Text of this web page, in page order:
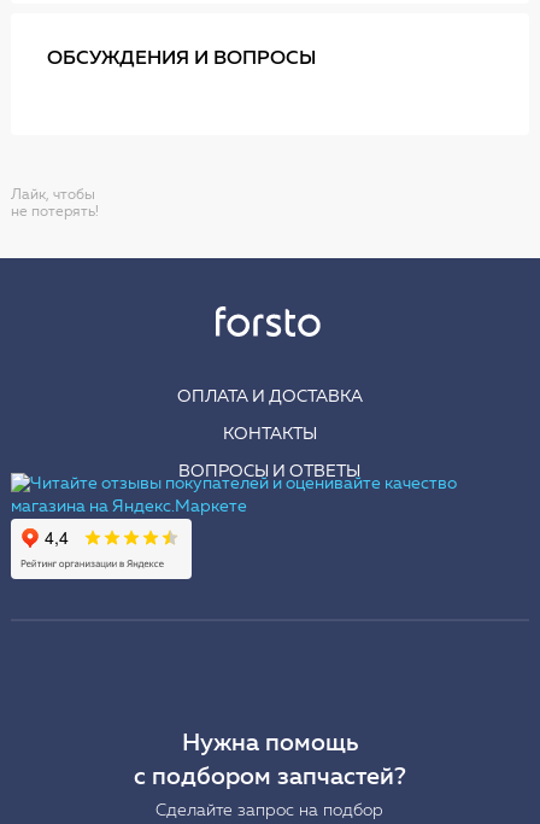
ОБСУЖДЕНИЯ И ВОПРОСЫ
Лайк, чтобы
не потерять!
ОПЛАТА И ДОСТАВКА
КОНТАКТЫ
ВОПРОСЫ И ОТВЕТЫ
Нужна помощь
с подбором запчастей?
Сделайте запрос на подбор